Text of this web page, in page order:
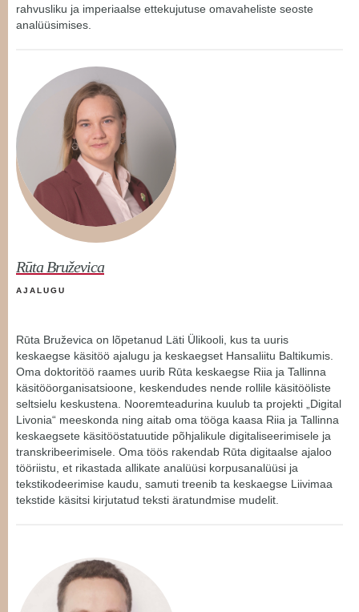
rahvusliku ja imperiaalse ettekujutuse omavaheliste seoste
analüüsimises.
Rūta Bruževica
AJALUGU
Rūta Bruževica on lõpetanud Läti Ülikooli, kus ta uuris
keskaegse käsitöö ajalugu ja keskaegset Hansaliitu Baltikumis.
Oma doktoritöö raames uurib Rūta keskaegse Riia ja Tallinna
käsitööorganisatsioone, keskendudes nende rollile käsitööliste
seltsielu keskustena. Nooremteadurina kuulub ta projekti „Digital
Livonia“ meeskonda ning aitab oma tööga kaasa Riia ja Tallinna
keskaegsete käsitööstatuutide põhjalikule digitaliseerimisele ja
transkribeerimisele. Oma töös rakendab Rūta digitaalse ajaloo
tööriistu, et rikastada allikate analüüsi korpusanalüüsi ja
tekstikodeerimise kaudu, samuti treenib ta keskaegse Liivimaa
tekstide käsitsi kirjutatud teksti äratundmise mudelit.